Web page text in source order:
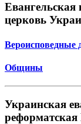
Евангельская
церковь
Вероисповедные
Общины
Украинская